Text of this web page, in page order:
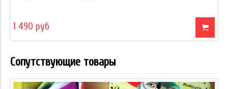
1 490 руб
Сопутствующие товары